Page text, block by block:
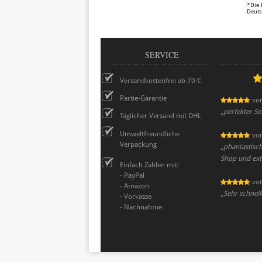
*Die
SERVICE
Versandkostenfrei ab 70 €
Partie-Garantie
Täglicher Versand mit DHL
Umweltfreundliche
Verpackung
Einfach Zahlen mit:
- PayPal
- Amazon
- Vorkasse
- Nachnahme
„perfekter
„
Shop und
„Sehr